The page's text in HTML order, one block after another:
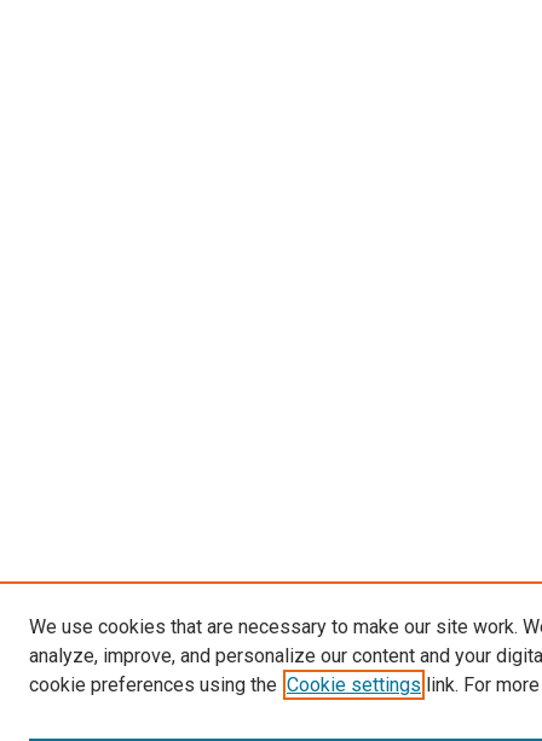
We use cookies that are necessary to make our site work.
analyze, improve, and personalize our content and your
cookie preferences using the Cookie settings link. For